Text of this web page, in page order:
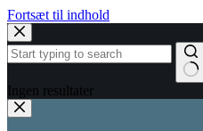
Fortsæt til indhold
Ingen resultater